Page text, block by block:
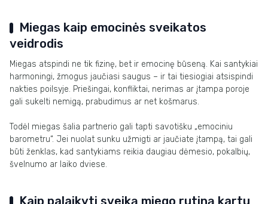
Miegas kaip emocinės sveikatos
veidrodis
Miegas atspindi ne tik fizinę, bet ir emocinę būseną. Kai santykiai
harmoningi, žmogus jaučiasi saugus – ir tai tiesiogiai atsispindi
nakties poilsyje. Priešingai, konfliktai, nerimas ar įtampa poroje
gali sukelti nemigą, prabudimus ar net košmarus.
Todėl miegas šalia partnerio gali tapti savotišku „emociniu
barometru“. Jei nuolat sunku užmigti ar jaučiate įtampą, tai gali
būti ženklas, kad santykiams reikia daugiau dėmesio, pokalbių,
švelnumo ar laiko dviese.
Kaip palaikyti sveiką miego rutiną kartu